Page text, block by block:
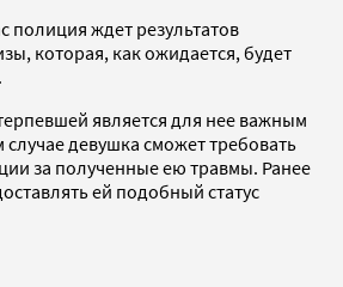
полиция ждет результатов
которая, как ожидается, будет
является для нее важным
случае девушка сможет требовать
за полученные ею травмы. Ранее
ей подобный статус